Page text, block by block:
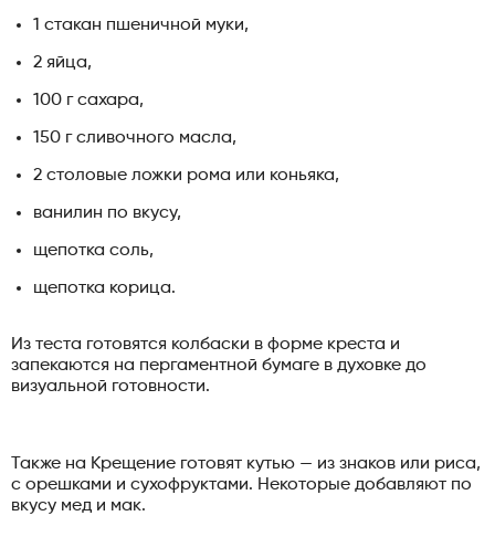
1 стакан пшеничной муки,
2 яйца,
100 г сахара,
150 г сливочного масла,
2 столовые ложки рома или коньяка,
ванилин по вкусу,
щепотка соль,
щепотка корица.
Из теста готовятся колбаски в форме креста и
запекаются на пергаментной бумаге в духовке до
визуальной готовности.
Также на Крещение готовят кутью — из знаков или риса,
с орешками и сухофруктами. Некоторые добавляют по
вкусу мед и мак.